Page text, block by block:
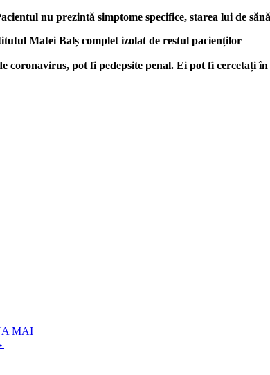
nu prezintă simptome specifice, starea lui de
Matei Balș complet izolat de restul pacienților
coronavirus, pot fi pedepsite penal. Ei pot fi cercetați
MAI